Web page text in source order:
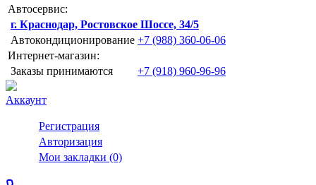
Автосервис:
г. Краснодар, Ростовское Шоссе, 34/5
Автокондиционирование +7 (988) 360-06-06
Интернет-магазин:
Заказы принимаются
+7 (918) 960-96-96
Аккаунт
Регистрация
Авторизация
Мои закладки (0)